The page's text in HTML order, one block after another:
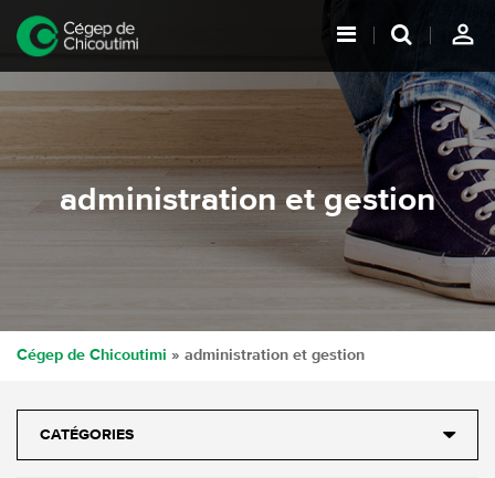
person_outline
administration et gestion
Cégep de Chicoutimi » administration et gestion
CATÉGORIES